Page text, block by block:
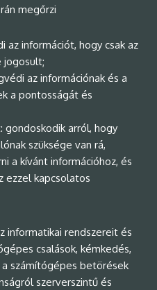
megőrzi
az információt, hogy csak az
jogosult;
az információnak és a
a pontosságát és
gondoskodik arról, hogy
szüksége van rá,
a kívánt információhoz, és
ezzel kapcsolatos
informatikai rendszereit és
csalások, kémkedés,
számítógépes betörések
szerverszintű és